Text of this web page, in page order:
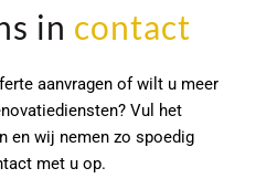
in contact
aanvragen of wilt u meer
Vul het
en wij nemen zo spoedig
met u op.